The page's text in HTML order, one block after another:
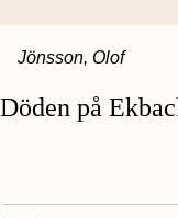
Jönsson, Olof
Döden på